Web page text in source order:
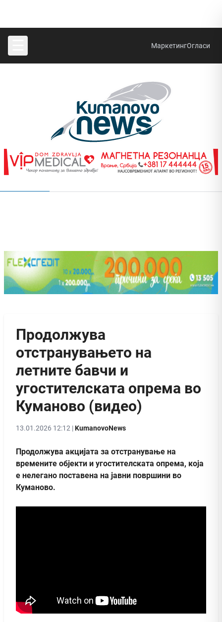
МаркетингОгласи
Продолжува
отстранувањето на
летните бавчи и
угостителската опрема во
Куманово (видео)
13.01.2026 12:12 |KumanovoNews
Продолжува акцијата за отстранување на
времените објекти и угостителската опрема, која
е нелегано поставена на јавни површини во
Куманово.